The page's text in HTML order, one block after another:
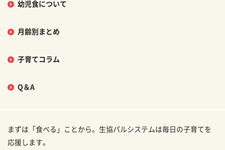
幼児食について
月齢別まとめ
子育てコラム
Q＆A
まずは「食べる」ことから。生協パルシステムは毎日の子育てを
応援します。